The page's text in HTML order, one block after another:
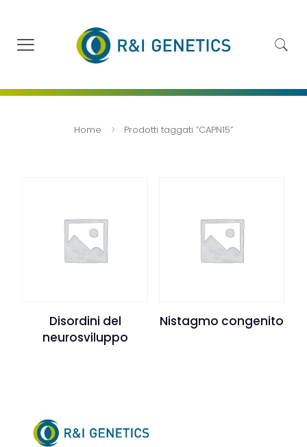
Home Prodotti taggati “CAPN15”
Disordini del
neurosviluppo
Nistagmo congenito